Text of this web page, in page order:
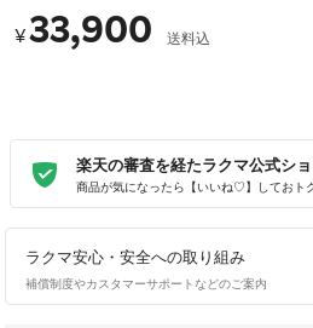
¥33,900 送料込
楽天の審査を経たラクマ公式シ
商品が気になったら【いいね♡】しておト
ラクマ安心・安全への取り組み
補償制度やカスタマーサポートなどのご案内